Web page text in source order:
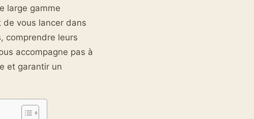
large gamme
vous lancer dans
comprendre leurs
accompagne pas à
et garantir un